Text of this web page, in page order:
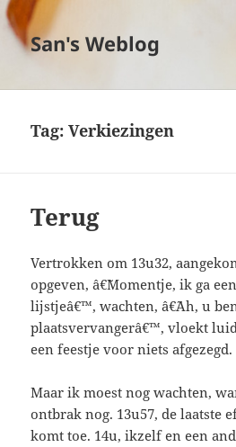
San's Weblog
Tag:Verkiezingen
Terug
Vertrokken om 13u32,
opgeven, â€˜Momentje, ik ga
lijstjeâ€™, wachten, â€˜Ah, u
plaatsvervangerâ€™, vloekt
een feestje voor niets afgezegd.
Maar ik moest nog wachten,
ontbrak nog. 13u57, de laatste
komt toe. 14u, ikzelf en een